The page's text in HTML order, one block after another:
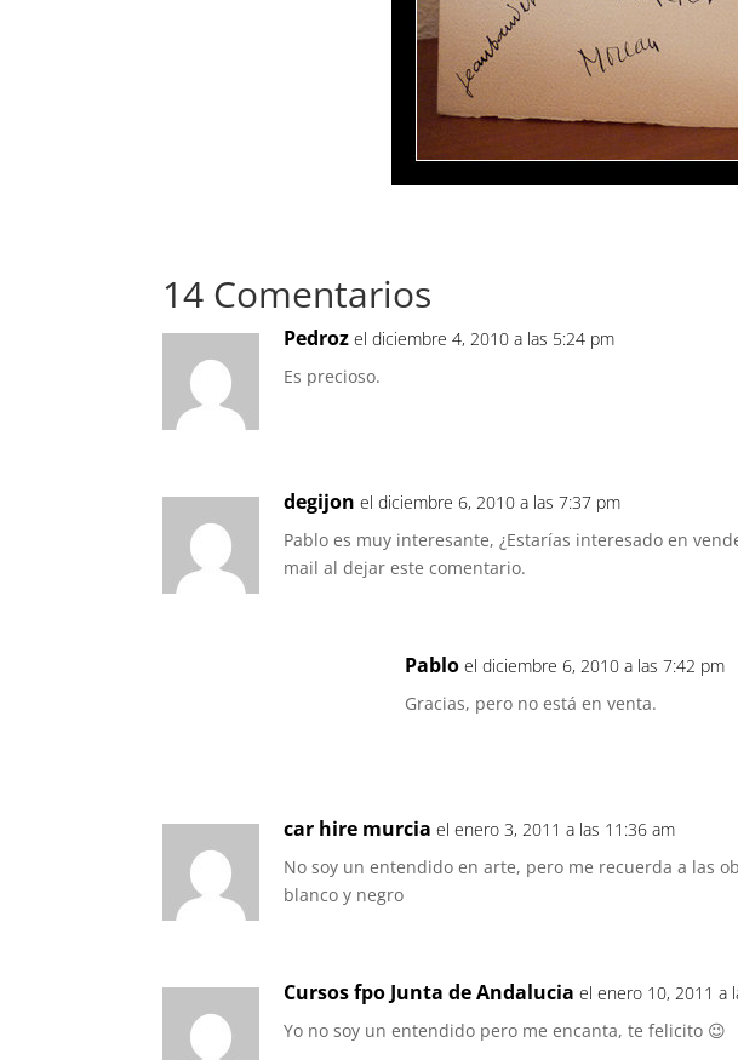
14 Comentarios
Pedroz el diciembre 4, 2010 a las 5:24 pm
Es precioso.
degijon el diciembre 6, 2010 a las 7:37 pm
Pablo es muy interesante, ¿Estarías interesado en
mail al dejar este comentario.
Pablo el diciembre 6, 2010 a las 7:42 pm
Gracias, pero no está en venta.
car hire murcia el enero 3, 2011 a las 11:36 am
No soy un entendido en arte, pero me recuerda a las
blanco y negro
Cursos fpo Junta de Andalucia el enero 10, 2011 a
Yo no soy un entendido pero me encanta, te felicito 😉